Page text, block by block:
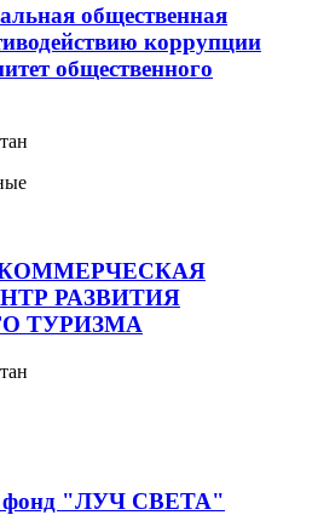
общественная
коррупции
общественного
РАЗВИТИЯ
ТУРИЗМА
фонд "ЛУЧ СВЕТА"